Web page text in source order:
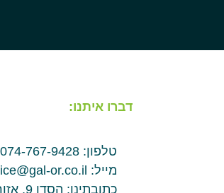
דברו איתנו:
טלפון: 074-767-9428
מייל: office@gal-or.co.il
כתובתינו: הסדן 9, אזור התעשיה חולון